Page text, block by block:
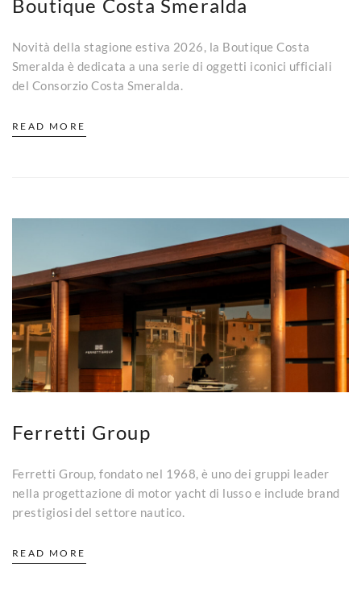
Boutique Costa Smeralda
Novità della stagione estiva 2026, la Boutique Costa
Smeralda è dedicata a una serie di oggetti iconici ufficiali
del Consorzio Costa Smeralda.
READ MORE
Ferretti Group
Ferretti Group, fondato nel 1968, è uno dei gruppi leader
nella progettazione di motor yacht di lusso e include brand
prestigiosi del settore nautico.
READ MORE